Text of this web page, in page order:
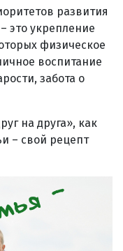
развития
это укрепление
физическое
воспитание
забота о
на друга», как
– свой рецепт